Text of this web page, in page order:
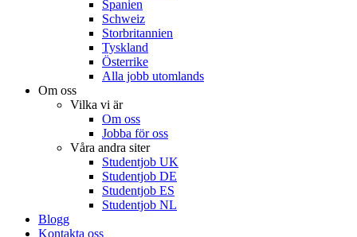
Spanien
Schweiz
Storbritannien
Tyskland
Österrike
Alla jobb utomlands
Om oss
Vilka vi är
Om oss
Jobba för oss
Våra andra siter
Studentjob UK
Studentjob DE
Studentjob ES
Studentjob NL
Blogg
Kontakta oss